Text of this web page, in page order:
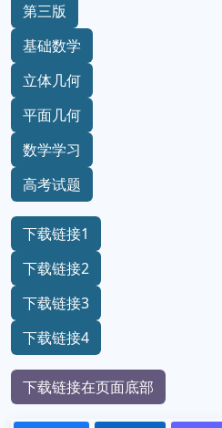
第三版
基础数学
立体几何
平面几何
数学学习
高考试题
下载链接1
下载链接2
下载链接3
下载链接4
下载链接在页面底部